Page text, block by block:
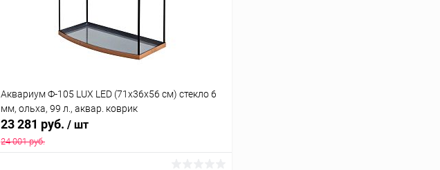
Аквариум Ф-105 LUX LED (71х36х56 см) стекло 6
мм, ольха, 99 л., аквар. коврик
23 281 руб. / шт
24 001 руб.